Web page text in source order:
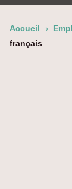
Accueil 5
français